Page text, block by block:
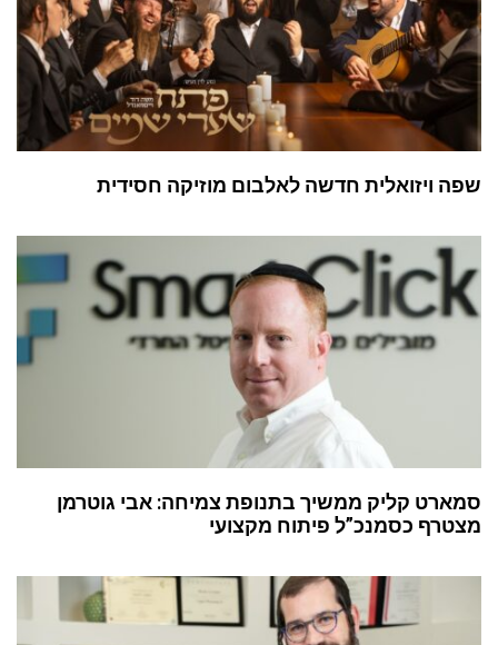
שפה ויזואלית חדשה לאלבום מוזיקה חסידית
סמארט קליק ממשיך בתנופת צמיחה: אבי גוטרמן
מצטרף כסמנכ”ל פיתוח מקצועי